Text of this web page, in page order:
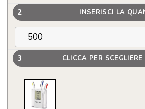
2 INSERISCI LA
3 CLICCA PER SCEGLIERE